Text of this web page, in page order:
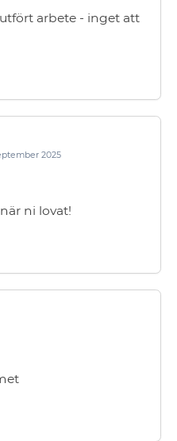
arbete - inget att
2025
ni lovat!